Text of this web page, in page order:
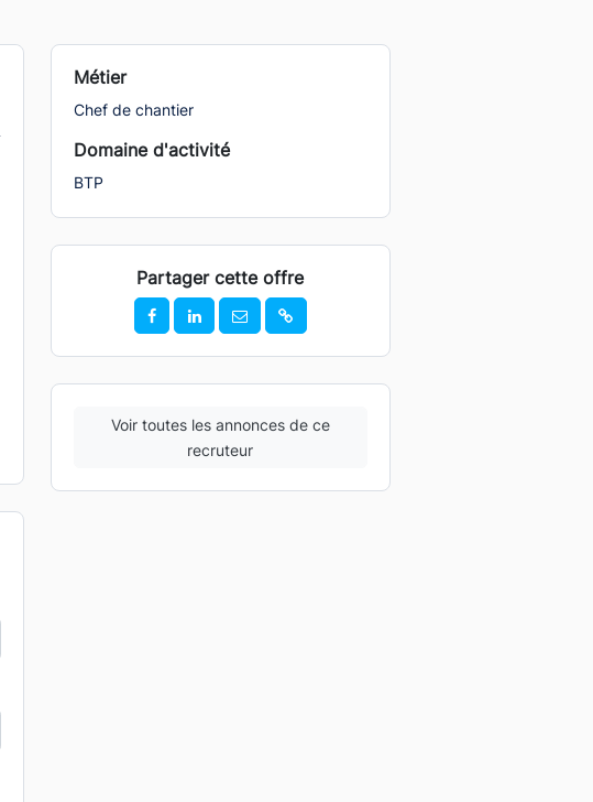
Métier
Chef de chantier
Domaine d'activité
BTP
Partager cette offre
Voir toutes les annonces de ce
recruteur